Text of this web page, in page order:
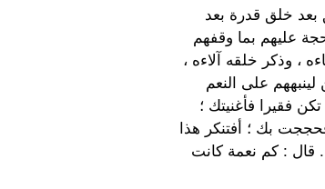
بعد خلق قدرة بعد
عليهم بما وقفهم
، وذكر خلقه آلاءه ،
على النعم
فقيرا فأغنيتك ؛
بك ؛ أفتنكر هذا
قال : كم نعمة كانت